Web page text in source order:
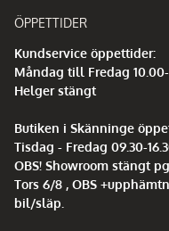
ÖPPETTIDER
Kundservice öppettider:
Måndag till Fredag 10.00-
Helger stängt
Butiken i Skänninge
Tisdag - Fredag 09.30-
OBS! Showroom stängt
Tors 6/8 , OBS
bil/släp.